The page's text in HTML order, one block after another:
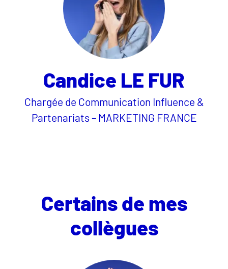
Candice LE FUR
Chargée de Communication Influence &
Partenariats – MARKETING FRANCE
Certains de mes
collègues